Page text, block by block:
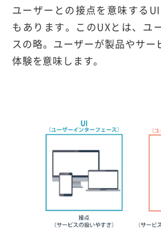
ユーザーとの接点を意味するUI
もあります。このUXとは、ユ
スの略。ユーザーが製品やサー
体験を意味します。